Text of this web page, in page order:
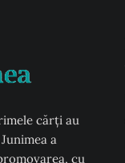
cărți au
a
cu